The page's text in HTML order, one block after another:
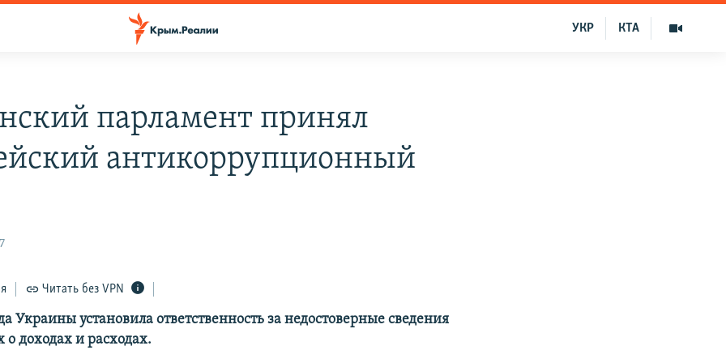
КТА
УКР
парламент принял
антикоррупционный
Читать без VPN
Украины установила ответственность за недостоверные сведения
о доходах и расходах.